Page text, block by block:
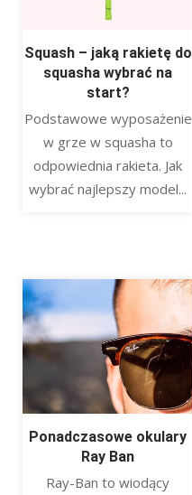
Squash – jaką rakietę do
squasha wybrać na
start?
Podstawowe wyposażenie
w grze w squasha to
odpowiednia rakieta. Jak
wybrać najlepszy model...
Ponadczasowe okulary
Ray Ban
Ray-Ban to wiodący